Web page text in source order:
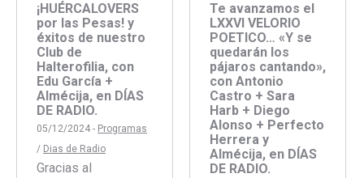
¡HUÉRCALOVERS
por las Pesas! y
éxitos de nuestro
Club de
Halterofilia, con
Edu García +
Almécija, en DÍAS
DE RADIO.
05/12/2024 - Programas
/ Dias de Radio
Gracias al
Te avanzamos el
LXXVI VELORIO
POETICO… «Y se
quedarán los
pájaros cantando»,
con Antonio
Castro + Sara
Harb + Diego
Alonso + Perfecto
Herrera y
Almécija, en DÍAS
DE RADIO.